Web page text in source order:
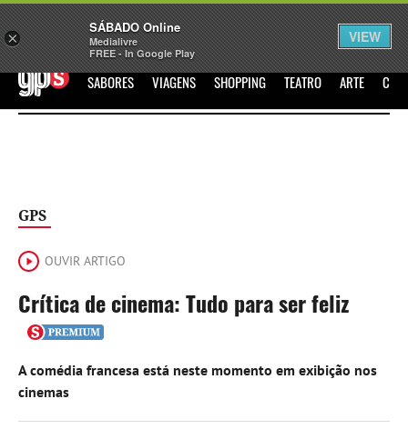
Sábado Assine Iniciar Sessão
GPS SABORES VIAGENS SHOPPING TEATRO ARTE
GPS
OUVIR ARTIGO
Crítica de cinema: Tudo para ser feliz
A comédia francesa está neste momento em exibição nos
cinemas
×
SÁBADO Online
Medialivre
FREE - In Google Play
VIEW